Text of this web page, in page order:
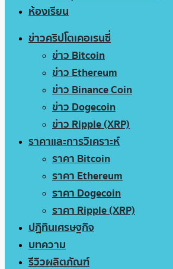
ห้องเรียน
ข่าวคริปโตเคอเรนซี่
ข่าว Bitcoin
ข่าว Ethereum
ข่าว Binance Coin
ข่าว Dogecoin
ข่าว Ripple (XRP)
ราคาและการวิเคราะห์
ราคา Bitcoin
ราคา Ethereum
ราคา Dogecoin
ราคา Ripple (XRP)
ปฏิทินเศรษฐกิจ
บทความ
รีวิวผลิตภัณฑ์